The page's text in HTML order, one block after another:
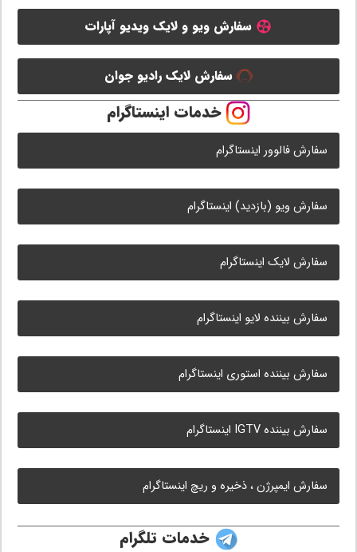
سفارش ویو و لایک ویدیو آپارات
سفارش لایک رادیو جوان
خدمات اینستاگرام
سفارش فالوور اینستاگرام
سفارش ویو (بازدید) اینستاگرام
سفارش لایک اینستاگرام
سفارش بیننده لایو اینستاگرام
سفارش بیننده استوری اینستاگرام
سفارش بیننده IGTV اینستاگرام
سفارش ایمپرژن ، ذخیره و ریچ اینستاگرام
خدمات تلگرام